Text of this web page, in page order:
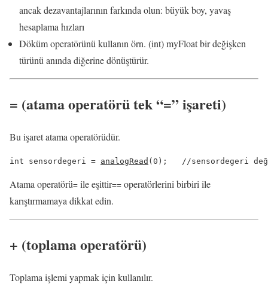
ancak dezavantajlarının farkında olun: büyük boy, yavaş
hesaplama hızları
Döküm operatörünü kullanın örn. (int) myFloat bir değişken
türünü anında diğerine dönüştürür.
= (atama operatörütek “=”işareti)
Bu işaret atama operatörüdür.
int sensordegeri = analogRead
Atama operatörü= ile eşittir== operatörlerini birbiri ile
karıştırmamaya dikkat edin.
+ (toplama operatörü)
Toplama işlemi yapmak için kullanılır.